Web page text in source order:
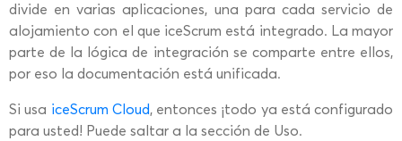
divide en varias aplicaciones, una para cada servicio de
alojamiento con el que iceScrum está integrado. La mayor
parte de la lógica de integración se comparte entre ellos,
por eso la documentación está unificada.
Si usa iceScrum Cloud, entonces ¡todo ya está configurado
para usted! Puede saltar a la sección de Uso.